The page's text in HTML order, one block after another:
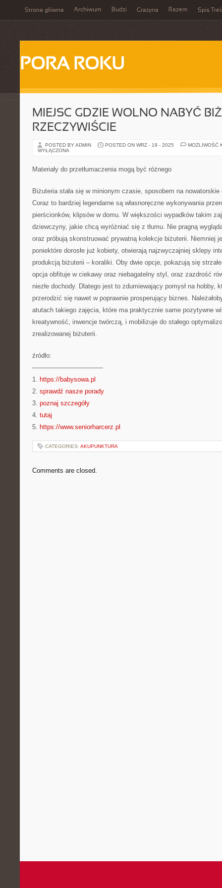
Strona główna Archiwum Budzi Grażyna Razem Spis
PORA ROKU
MIEJSC GDZIE WOLNO NABYĆ
RZECZYWIŚCIE
POSTED BY ADMIN POSTED ON WRZ - 19 - 2025
MOŻLIWOŚĆ
WYŁĄCZONA
Materiały do przetłumaczenia mogą być różnego
Biżuteria stała się w minionym czasie, sposobem na
Coraz to bardziej legendarne są własnoręczne wykonywania
pierścionków, klipsów w domu. W większości wypadków takim
dziewczyny, jakie chcą wyróżniać się z tłumu. Nie pragną
oraz próbują skonstruować prywatną kolekcje biżuterii. Niemniej
poniektóre dorosłe już kobiety, otwierają najzwyczajniej sklepy
produkcją biżuterii – koraliki. Oby dwie opcje, pokazują się
opcja obfituje w ciekawy oraz niebagatelny styl, oraz zazdrość
niezłe dochody. Dlatego jest to zdumiewający pomysł na hobby,
przerodzić się nawet w poprawnie prosperujący biznes.
atutach takiego zajęcia, które ma praktycznie same pozytywne
kreatywność, inwencje twórczą, i mobilizuje do stałego
zrealizowanej biżuterii.
źródło:
———————————
1. https://babysowa.pl
2. sprawdź nasze porady
3. poznaj szczegóły
4. tutaj
5. https://www.seniorharcerz.pl
CATEGORIES: AKUPUNKTURA
Comments are closed.